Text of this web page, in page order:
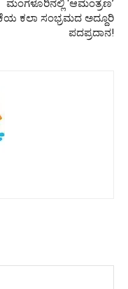
ಮಂಗಳೂರಿನಲ್ಲಿ ‘ಆಮಂತ್ರಣ’
ಕಲಾ ಸಂಭ್ರಮದ ಅದ್ದೂರಿ
ಪದಪ್ರದಾನ!